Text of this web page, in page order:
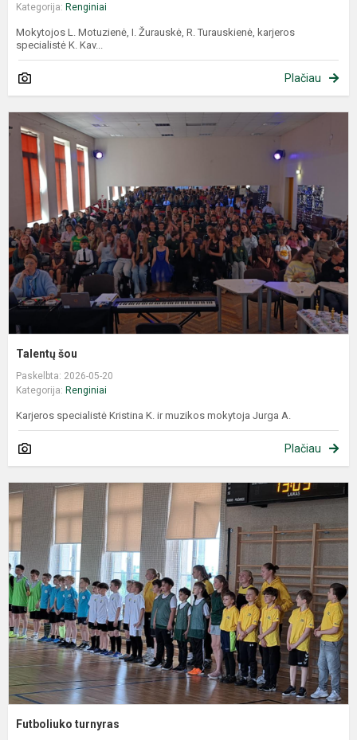
Kategorija: Renginiai
Mokytojos L. Motuzienė, I. Žurauskė, R. Turauskienė, karjeros
specialistė K. Kav...
Plačiau
Talentų šou
Paskelbta: 2026-05-20
Kategorija: Renginiai
Karjeros specialistė Kristina K. ir muzikos mokytoja Jurga A.
Plačiau
Futboliuko turnyras